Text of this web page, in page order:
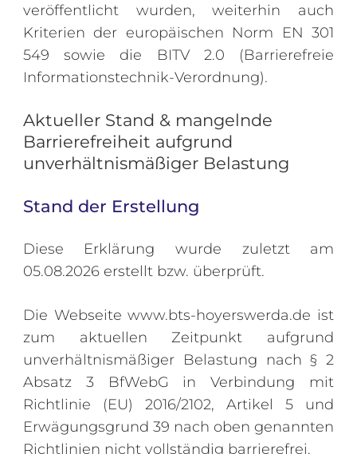
veröffentlicht wurden, weiterhin auch
Kriterien der europäischen Norm EN 301
549 sowie die BITV 2.0 (Barrierefreie
Informationstechnik-Verordnung).
Aktueller Stand & mangelnde
Barrierefreiheit aufgrund
unverhältnismäßiger Belastung
Stand der Erstellung
Diese Erklärung wurde zuletzt am
05.08.2026 erstellt bzw. überprüft.
Die Webseite www.bts-hoyerswerda.de ist
zum aktuellen Zeitpunkt aufgrund
unverhältnismäßiger Belastung nach § 2
Absatz 3 BfWebG in Verbindung mit
Richtlinie (EU) 2016/2102, Artikel 5 und
Erwägungsgrund 39 nach oben genannten
Richtlinien nicht vollständig barrierefrei.